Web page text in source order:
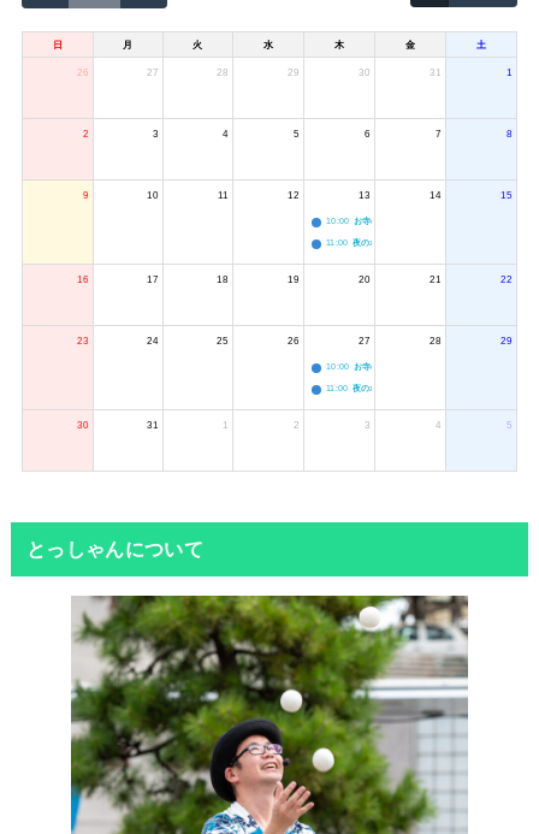
日 月 火 水 木 金 土
26 27 28 29 30 31 1
2 3 4 5 6 7 8
9 10 11 12 13
10:00 お寺のジャグリング教室
11:00 夜のボードゲーム会
14 15
16 17 18 19 20 21 22
23 24 25 26 27
10:00 お寺のジャグリング教室
11:00 夜のボードゲーム会
28 29
30 31 1 2 3 4 5
とっしゃんについて